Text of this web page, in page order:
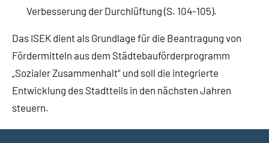
Verbesserung der Durchlüftung (S. 104-105).
Das ISEK dient als Grundlage für die Beantragung von
Fördermitteln aus dem Städtebauförderprogramm
„Sozialer Zusammenhalt“ und soll die integrierte
Entwicklung des Stadtteils in den nächsten Jahren
steuern.